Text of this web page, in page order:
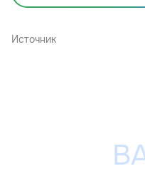
Источник